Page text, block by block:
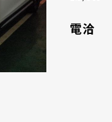
電洽